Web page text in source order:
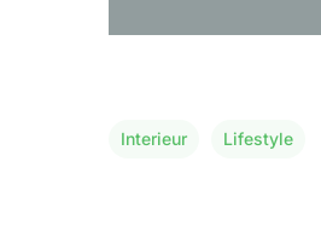
Interieur Lifestyle